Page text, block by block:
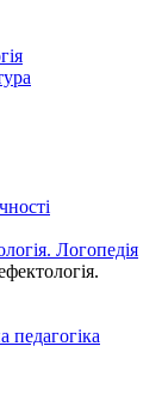
Логопедія
педагогіка